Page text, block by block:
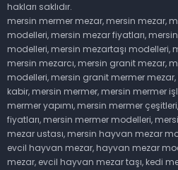
hakları saklıdır.
mersin mermer mezar, mersin mezar,
modelleri, mersin mezar fiyatları,
modelleri, mersin mezartaşı modelleri,
mersin mezarcı, mersin granit mezar,
modelleri, mersin granit mermer
kabir, mersin mermer, mersin mermer
mermer yapımı, mersin mermer
fiyatları, mersin mermer modelleri,
mezar ustası, mersin hayvan mezar
evcil hayvan mezar, hayvan mezar
mezar, evcil hayvan mezar taşı, kedi
Müşteri